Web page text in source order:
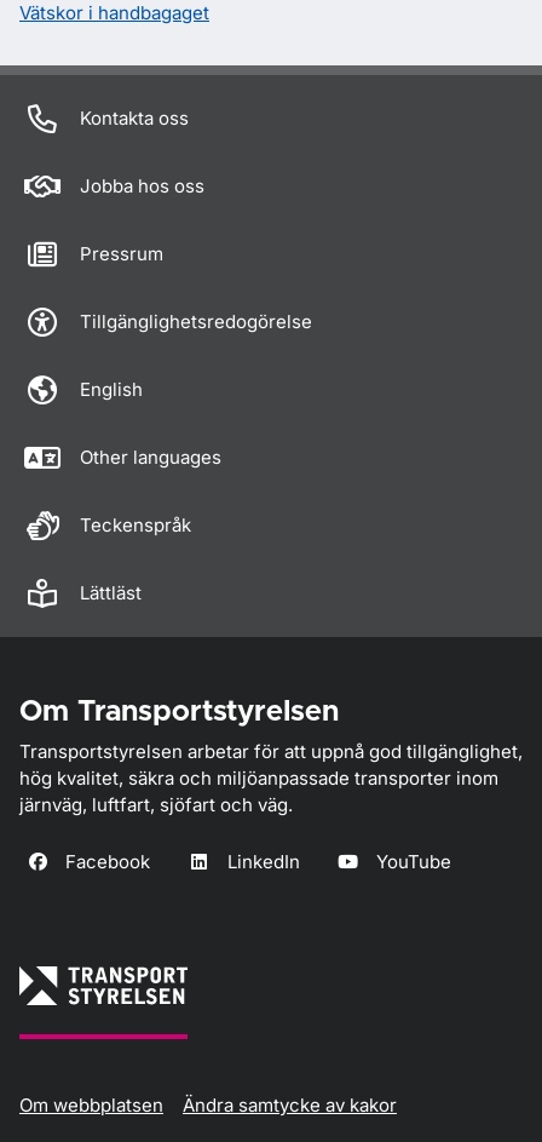
Vätskor i handbagaget
Kontakta oss
Jobba hos oss
Pressrum
Tillgänglighetsredogörelse
English
Other languages
Teckenspråk
Lättläst
Om Transportstyrelsen
Transportstyrelsen arbetar för att uppnå god tillgänglighet,
hög kvalitet, säkra och miljöanpassade transporter inom
järnväg, luftfart, sjöfart och väg.
Facebook LinkedIn YouTube
Om webbplatsen Ändra samtycke av kakor